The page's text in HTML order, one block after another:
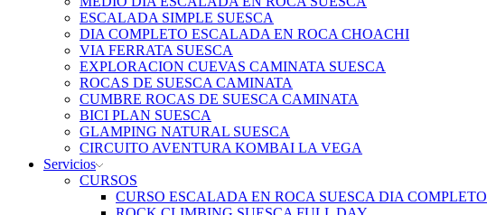
ESCALADA SIMPLE SUESCA
DIA COMPLETO ESCALADA EN ROCA CHOACHI
VIA FERRATA SUESCA
EXPLORACION CUEVAS CAMINATA SUESCA
ROCAS DE SUESCA CAMINATA
CUMBRE ROCAS DE SUESCA CAMINATA
BICI PLAN SUESCA
GLAMPING NATURAL SUESCA
CIRCUITO AVENTURA KOMBAI LA VEGA
Servicios
CURSOS
CURSO ESCALADA EN ROCA SUESCA DIA COMPLETO